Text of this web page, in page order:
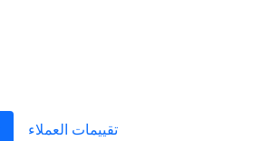
تقييمات العملاء